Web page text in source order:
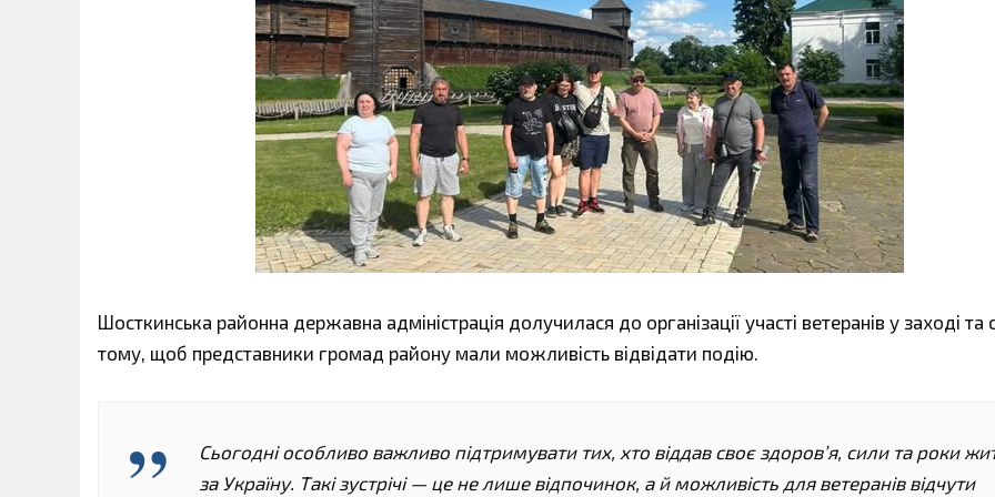
Шосткинська районна державна адміністрація долучилася до організації участі ветеранів у заході та
тому, щоб представники громад району мали можливість відвідати подію.
Сьогодні особливо важливо підтримувати тих, хто віддав своє здоров’я, сили та роки
за Україну. Такі зустрічі — це не лише відпочинок, а й можливість для ветеранів відчути